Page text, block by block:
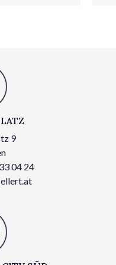
9
04 24